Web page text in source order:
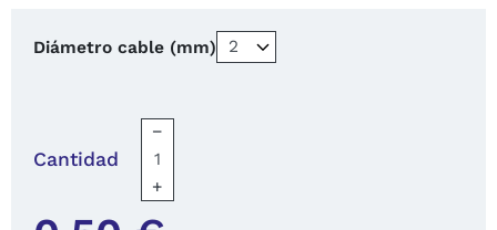
Diámetro cable (mm)
Cantidad
−
+